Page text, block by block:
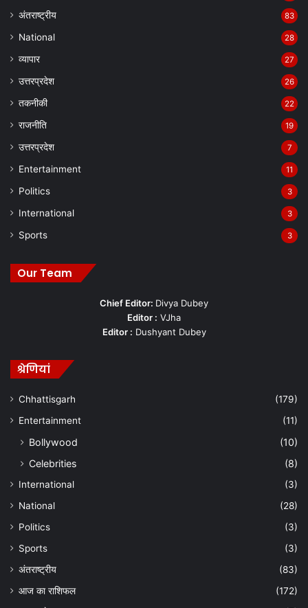
अंतराष्ट्रीय 83
National 28
व्यापार 27
उत्तरप्रदेश 26
तकनीकी 22
राजनीति 19
उत्तरप्रदेश 7
Entertainment 11
Politics 3
International 3
Sports 3
Our Team
Chief Editor: Divya Dubey
Editor : VJha
Editor : Dushyant Dubey
श्रेणियां
Chhattisgarh
(179)
Entertainment
(11)
Bollywood
(10)
Celebrities
(8)
International
(3)
National
(28)
Politics
(3)
Sports
(3)
अंतराष्ट्रीय
(83)
आज का राशिफल
(172)